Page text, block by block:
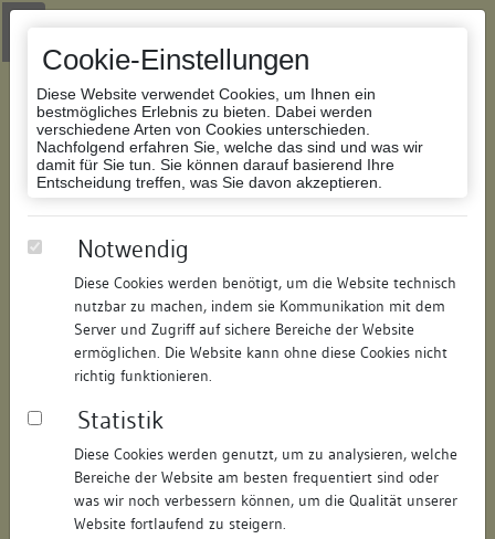
Cookie-Einstellungen
Diese Website verwendet Cookies, um Ihnen ein
bestmögliches Erlebnis zu bieten. Dabei werden
verschiedene Arten von Cookies unterschieden.
Nachfolgend erfahren Sie, welche das sind und was wir
damit für Sie tun. Sie können darauf basierend Ihre
Entscheidung treffen, was Sie davon akzeptieren.
Notwendig
Diese Cookies werden benötigt, um die Website technisch
nutzbar zu machen, indem sie Kommunikation mit dem
Server und Zugriff auf sichere Bereiche der Website
ermöglichen. Die Website kann ohne diese Cookies nicht
richtig funktionieren.
Statistik
Diese Cookies werden genutzt, um zu analysieren, welche
Bereiche der Website am besten frequentiert sind oder
was wir noch verbessern können, um die Qualität unserer
Website fortlaufend zu steigern.
Zur Navigation springen
Zum Inhalt der Website springen
Datenbank Bauforschung/Restaurierung
160327220015/Datum:04.05.2016
Datenbestand:
Bauforschung und Restaurierung
Als PDF herunterladen:
Objektdaten
Straße: Vorstadt
Hausnummer: 29